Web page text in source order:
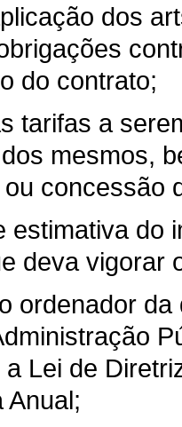
dos
do contrato;
tarifas a
mesmos,
concessão
estimativa do
deva vigorar
ordenador
Lei de
Anual;